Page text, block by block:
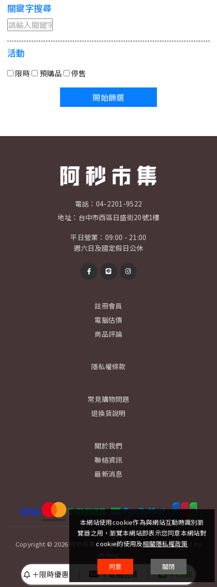
關鍵字搜尋
活動
限時 預購品 停售
開始篩選
電話： 04-2201-9522
地址： 台中市西區日盛街20號1樓
平日營業：09:00 - 21:00
週六日及國定假日公休
註冊會員
電腦估價
商品評論
隱私權條款
常見購物問題
退換貨說明
關於我們
聯絡資訊
最新消息
Copyright © 2026 阿秒市集 All rights reserved.│ Designed by
限時優惠 │ 電腦估價 │ LINE
本網站使用cookie作為與網站互動時識別瀏
覽器之用，瀏覽本網站即表示您同意本網站對
cookie的使用及相關隱私權政策
同意 關閉